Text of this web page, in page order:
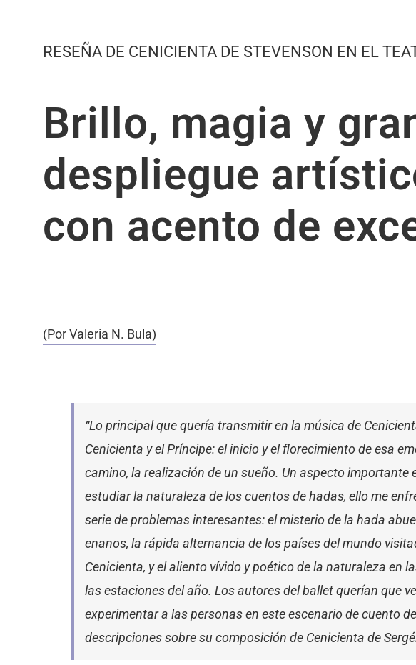
RESEÑA DE CENICIENTA DE STEVENSON EN EL
Brillo, magia y
despliegue
con acento de
(Por Valeria N. Bula)
“Lo principal que quería transmitir en la música de
Cenicienta y el Príncipe: el inicio y el florecimiento de esa
camino, la realización de un sueño. Un aspecto importante
estudiar la naturaleza de los cuentos de hadas, ello me
serie de problemas interesantes: el misterio de la hada
enanos, la rápida alternancia de los países del mundo
Cenicienta, y el aliento vívido y poético de la naturaleza en
las estaciones del año. Los autores del ballet querían que
experimentar a las personas en este escenario de cuento
descripciones sobre su composición de Cenicienta de